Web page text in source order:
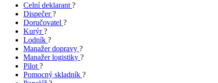
Celní deklarant ?
Dispečer?
Doručovatel ?
Kurýr?
Lodník ?
Manažer dopravy ?
Manažer logistiky ?
Pilot ?
Pomocný skladník ?